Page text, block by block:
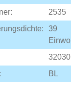
2535
39
32030
BL